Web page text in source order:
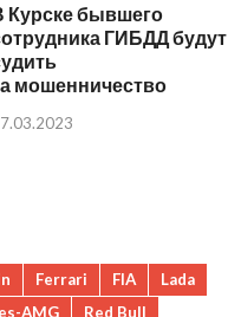
Курске бывшего
ГИБДД будут
мошенничество
Ferrari FIA
Lada
AMG
Red Bull